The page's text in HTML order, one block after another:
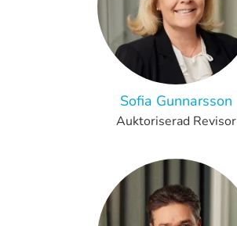
Sofia Gunnarsson
Auktoriserad Revisor